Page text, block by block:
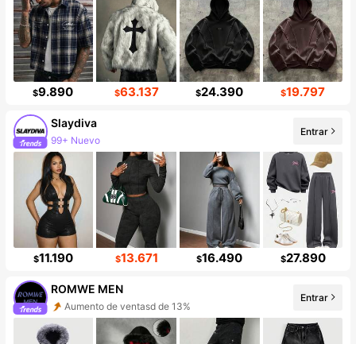
$9.890 $63.137 $24.390 $19.797
Slaydiva
99+ Nuevo
Incremento de seguidores de 13%
Entrar
$11.190 $13.671 $16.490 $27.890
ROMWE MEN
Aumento de ventasd de 13%
666K seguidores
Entrar